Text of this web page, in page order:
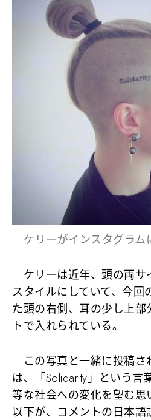
ケリーがインスタグラム
ケリーは近年、頭の両サ
スタイルにしていて、今
た頭の右側、耳の少し上
トで入れられている。
この写真と一緒に投稿さ
は、「Solidarity」という言
等な社会への変化を望む思
以下が、コメントの日本語